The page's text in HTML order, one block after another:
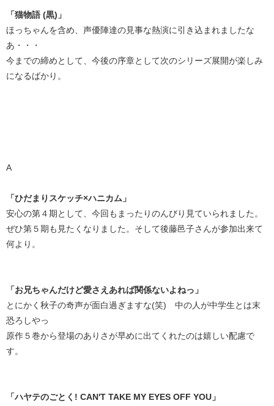
「猫物語 (黒)」
ほっちゃんを含め、声優陣達の見事な熱演に引き込まれましたな
あ・・・
今までの締めとして、今後の序章として次のシリーズ展開が楽しみ
になるばかり。
A
「ひだまりスケッチ×ハニカム」
安心の第４期として、今回もまったりのんびり見ていられました。
ぜひ第５期も見たくなりました。そして後藤邑子さんが参加出来て
何より。
「お兄ちゃんだけど愛さえあれば関係ないよねっ」
とにかく秋子の奇声が面白過ぎますな(笑) 中の人が中学生とは末
恐ろしやっ
原作５巻から登場のありさが早めに出てくれたのは嬉しい配慮で
す。
「ハヤテのごとく! CAN'T TAKE MY EYES OFF YOU」